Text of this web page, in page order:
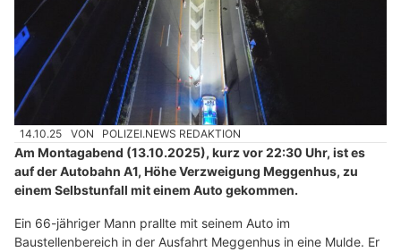
14.10.25 VON POLIZEI.NEWS REDAKTION
Am Montagabend (13.10.2025), kurz vor 22:30 Uhr, ist es
auf der Autobahn A1, Höhe Verzweigung Meggenhus, zu
einem Selbstunfall mit einem Auto gekommen.
Ein 66-jähriger Mann prallte mit seinem Auto im
Baustellenbereich in der Ausfahrt Meggenhus in eine Mulde. Er